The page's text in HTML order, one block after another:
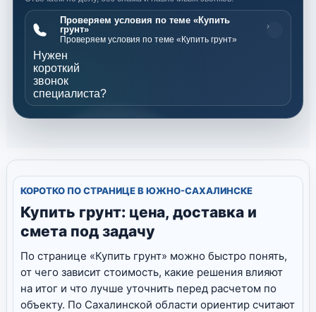
Проверяем условия по теме «Купить
грунт»
Проверяем условия по теме «Купить грунт»
›
Нужен
короткий
звонок
специалиста?
КОРОТКО ПО СТРАНИЦЕ В ЮЖНО-САХАЛИНСКЕ
Купить грунт: цена, доставка и
смета под задачу
По странице «Купить грунт» можно быстро понять,
от чего зависит стоимость, какие решения влияют
на итог и что лучше уточнить перед расчетом по
объекту. По Сахалинской области ориентир считают